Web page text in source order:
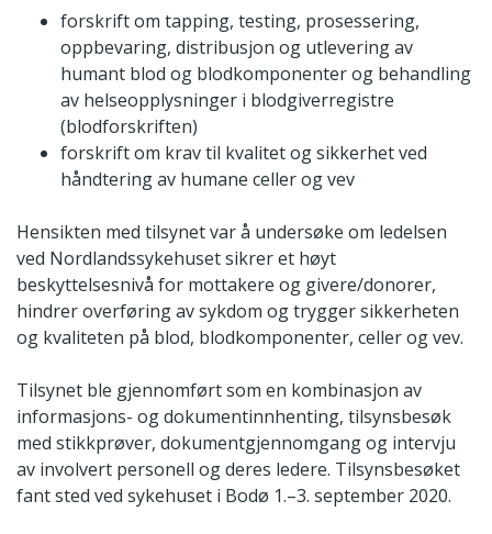
forskrift om tapping, testing, prosessering,
oppbevaring, distribusjon og utlevering av
humant blod og blodkomponenter og behandling
av helseopplysninger i blodgiverregistre
(blodforskriften)
forskrift om krav til kvalitet og sikkerhet ved
håndtering av humane celler og vev
Hensikten med tilsynet var å undersøke om ledelsen
ved Nordlandssykehuset sikrer et høyt
beskyttelsesnivå for mottakere og givere/donorer,
hindrer overføring av sykdom og trygger sikkerheten
og kvaliteten på blod, blodkomponenter, celler og vev.
Tilsynet ble gjennomført som en kombinasjon av
informasjons- og dokumentinnhenting, tilsynsbesøk
med stikkprøver, dokumentgjennomgang og intervju
av involvert personell og deres ledere. Tilsynsbesøket
fant sted ved sykehuset i Bodø 1.–3. september 2020.